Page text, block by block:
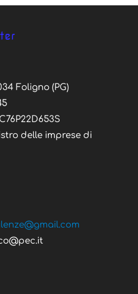
Foligno (PG)
delle imprese di